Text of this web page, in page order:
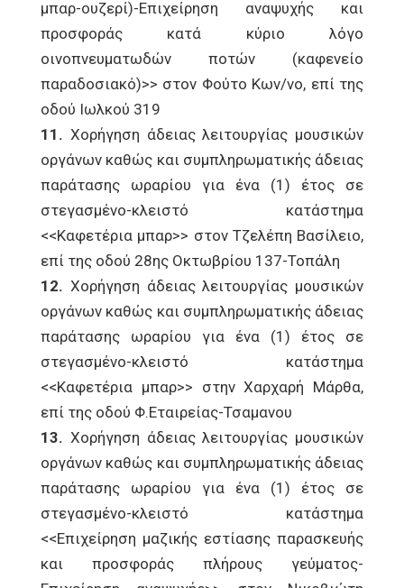
μπαρ-ουζερί)-Επιχείρηση αναψυχής και
προσφοράς κατά κύριο λόγο
οινοπνευματωδών ποτών (καφενείο
παραδοσιακό)>> στον Φούτο Κων/νο, επί της
οδού Ιωλκού 319
11. Χορήγηση άδειας λειτουργίας μουσικών
οργάνων καθώς και συμπληρωματικής άδειας
παράτασης ωραρίου για ένα (1) έτος σε
στεγασμένο-κλειστό κατάστημα
<<Καφετέρια μπαρ>> στον Τζελέπη Βασίλειο,
επί της οδού 28ης Οκτωβρίου 137-Τοπάλη
12. Χορήγηση άδειας λειτουργίας μουσικών
οργάνων καθώς και συμπληρωματικής άδειας
παράτασης ωραρίου για ένα (1) έτος σε
στεγασμένο-κλειστό κατάστημα
<<Καφετέρια μπαρ>> στην Χαρχαρή Μάρθα,
επί της οδού Φ.Εταιρείας-Τσαμανου
13. Χορήγηση άδειας λειτουργίας μουσικών
οργάνων καθώς και συμπληρωματικής άδειας
παράτασης ωραρίου για ένα (1) έτος σε
στεγασμένο-κλειστό κατάστημα
<<Επιχείρηση μαζικής εστίασης παρασκευής
και προσφοράς πλήρους γεύματος-